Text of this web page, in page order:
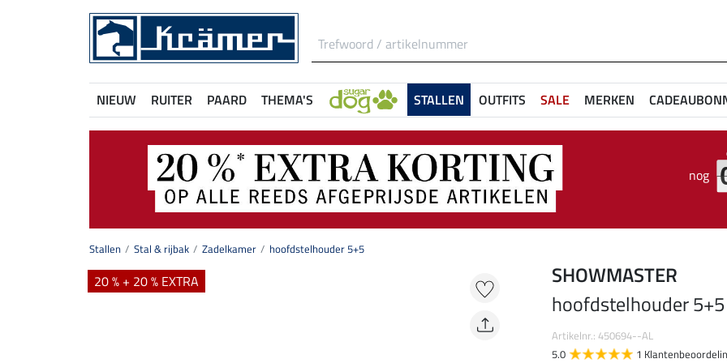
NIEUW RUITER PAARD THEMA'S STALLEN OUTFITS SALE MERKEN
nog
Stallen Stal & rijbak Zadelkamer hoofdstelhouder 5+5
20 % + 20 % EXTRA
SHOWMASTER
hoofdstelhouder 5+5
Artikelnr.: 450694--AL
5.0
1